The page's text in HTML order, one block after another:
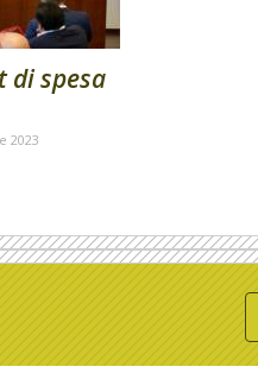
di spesa
2023